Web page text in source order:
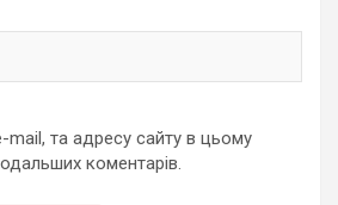
mail, та адресу сайту в цьому
коментарів.